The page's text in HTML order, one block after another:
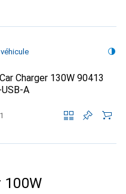
Charger 130W 90413
A